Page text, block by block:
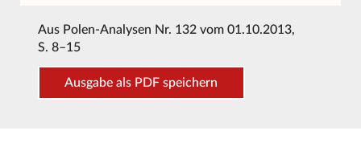
Aus Polen-Analysen Nr. 132 vom 01.10.2013,
S. 8–15
Ausgabe als PDF speichern